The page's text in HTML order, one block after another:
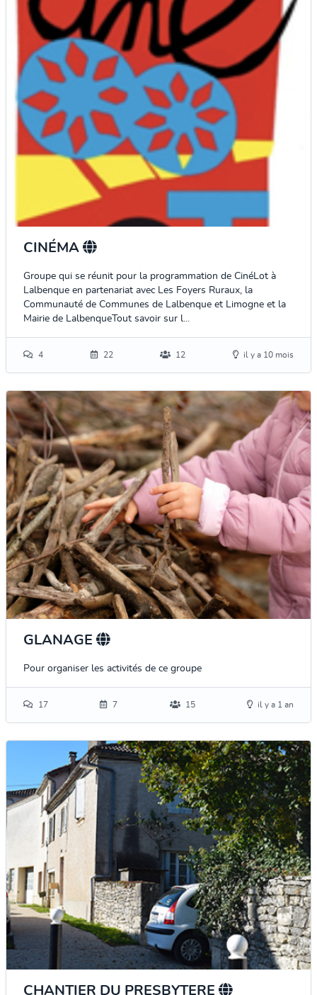
CINÉMA
Groupe qui se réunit pour la programmation de CinéLot à
Lalbenque en partenariat avec Les Foyers Ruraux, la
Communauté de Communes de Lalbenque et Limogne et la
Mairie de LalbenqueTout savoir sur l...
4 22 12 il y a 10 mois
GLANAGE
Pour organiser les activités de ce groupe
17 7 15 il y a 1 an
CHANTIER DU PRESBYTERE